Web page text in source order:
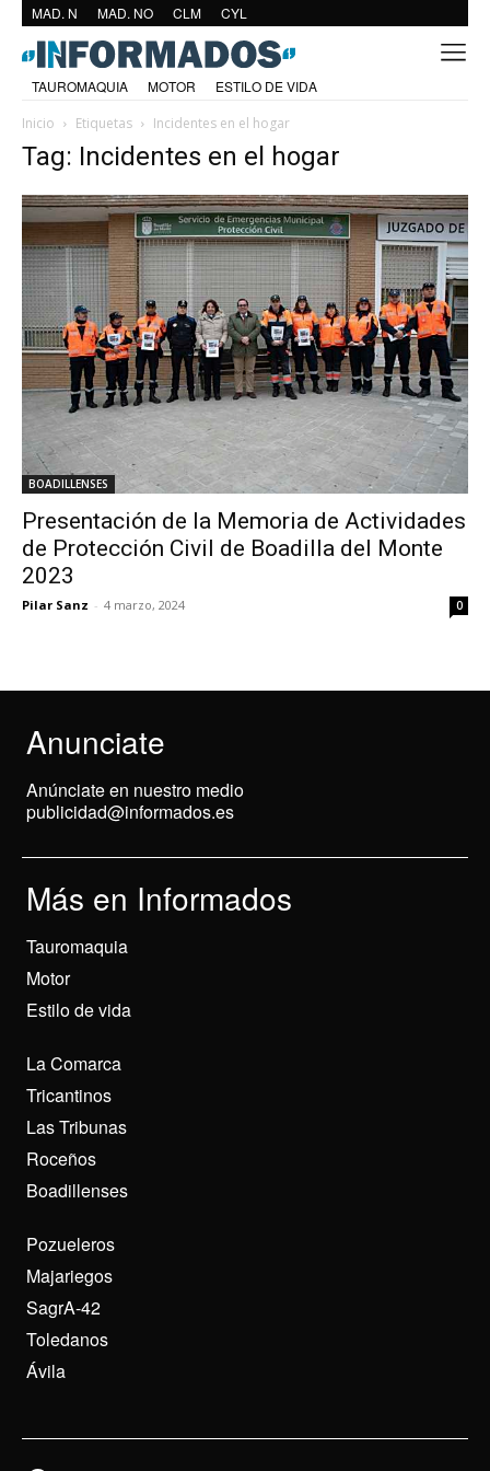
MAD. N MAD. NO CLM CYL
TAUROMAQUIA MOTOR
ESTILO DE VIDA
Inicio
Etiquetas Incidentes en el hogar
Tag: Incidentes en el hogar
BOADILLENSES
Presentación de la Memoria de Actividades
de Protección Civil de Boadilla del Monte
2023
Pilar Sanz - 4 marzo, 2024 0
Anunciate
Anúnciate en nuestro medio
publicidad@informados.es
Más en Informados
Tauromaquia
Motor
Estilo de vida
La Comarca
Tricantinos
Las Tribunas
Roceños
Boadillenses
Pozueleros
Majariegos
SagrA-42
Toledanos
Ávila